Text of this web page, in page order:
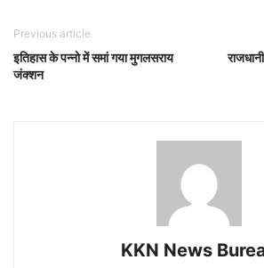
Previous article
इतिहास के पन्नो में समां गया मुगलसराय
जंक्शन
KKN News